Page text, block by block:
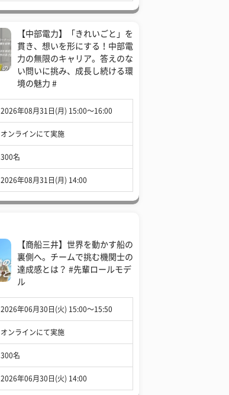
【中部電力】「きれいごと」を
貫き、想いを形にする！中部電
力の無限のキャリア。答えのな
い問いに挑み、成長し続ける環
境の魅力 #
2026年08月31日(月) 15:00〜16:00
オンラインにて実施
300名
2026年08月31日(月) 14:00
【商船三井】世界を動かす船の
裏側へ。チームで挑む機関士の
達成感とは？ #先輩ロールモデ
ル
2026年06月30日(火) 15:00〜15:50
オンラインにて実施
300名
2026年06月30日(火) 14:00